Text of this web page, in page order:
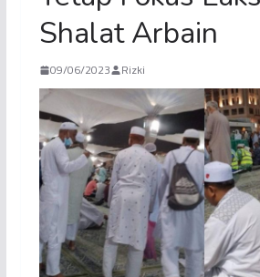
Shalat Arbain
09/06/2023 Rizki